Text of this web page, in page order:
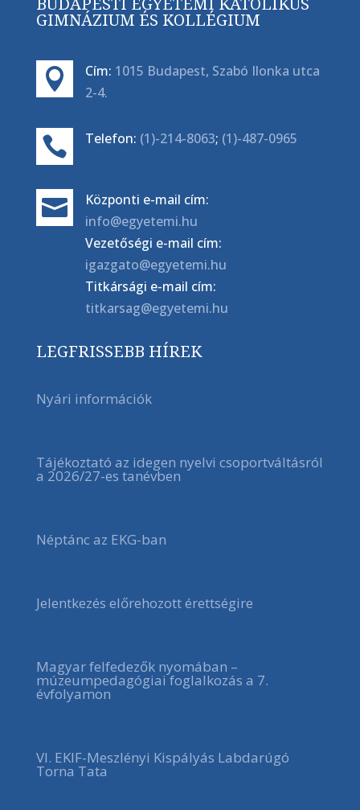
GIMNÁZIUM ÉS KOLLÉGIUM
 Cím: 1015 Budapest, Szabó Ilonka utca
2-4.
 Telefon: (1)-214-8063; (1)-487-0965

Központi e-mail cím:
info@egyetemi.hu
Vezetőségi e-mail cím:
igazgato@egyetemi.hu
Titkársági e-mail cím:
titkarsag@egyetemi.hu
LEGFRISSEBB HÍREK
Nyári információk
Tájékoztató az idegen nyelvi csoportváltásról
a 2026/27-es tanévben
Néptánc az EKG-ban
Jelentkezés előrehozott érettségire
Magyar felfedezők nyomában –
múzeumpedagógiai foglalkozás a 7.
évfolyamon
VI. EKIF-Meszlényi Kispályás Labdarúgó
Torna Tata